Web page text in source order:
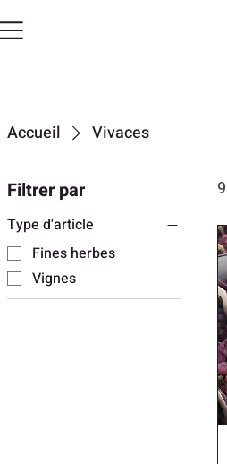
Accueil Vivaces
Filtrer par
Type d'article
Fines herbes
Vignes